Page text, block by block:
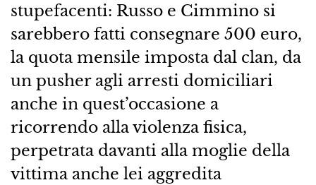
stupefacenti: Russo e Cimmino si
sarebbero fatti consegnare 500 euro,
la quota mensile imposta dal clan, da
un pusher agli arresti domiciliari
anche in quest’occasione a
ricorrendo alla violenza fisica,
perpetrata davanti alla moglie della
vittima anche lei aggredita